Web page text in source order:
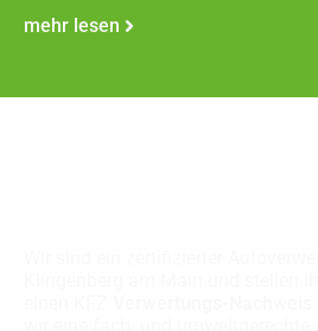
mehr lesen